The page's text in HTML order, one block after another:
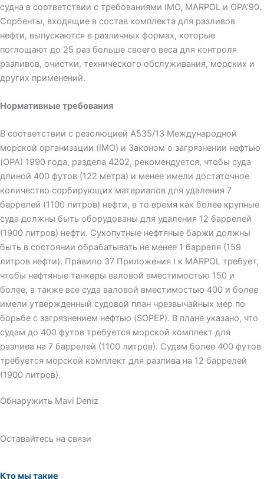
судна в соответствии с требованиями IMO, MARPOL и OPA’90.
Сорбенты, входящие в состав комплекта для разливов
нефти, выпускаются в различных формах, которые
поглощают до 25 раз больше своего веса для контроля
разливов, очистки, технического обслуживания, морских и
других применений.
Нормативные требования
В соответствии с резолюцией A535/13 Международной
морской организации (IMO) и Законом о загрязнении нефтью
(OPA) 1990 года, раздела 4202, рекомендуется, чтобы суда
длиной 400 футов (122 метра) и менее имели достаточное
количество сорбирующих материалов для удаления 7
баррелей (1100 литров) нефти, в то время как более крупные
суда должны быть оборудованы для удаления 12 баррелей
(1900 литров) нефти. Сухопутные нефтяные баржи должны
быть в состоянии обрабатывать не менее 1 барреля (159
литров нефти). Правило 37 Приложения I к MARPOL требует,
чтобы нефтяные танкеры валовой вместимостью 150 и
более, а также все суда валовой вместимостью 400 и более
имели утвержденный судовой план чрезвычайных мер по
борьбе с загрязнением нефтью (SOPEP). В плане указано, что
судам до 400 футов требуется морской комплект для
разлива на 7 баррелей (1100 литров). Судам более 400 футов
требуется морской комплект для разлива на 12 баррелей
(1900 литров).
Обнаружить Mavi Deniz
Оставайтесь на связи
Кто мы такие